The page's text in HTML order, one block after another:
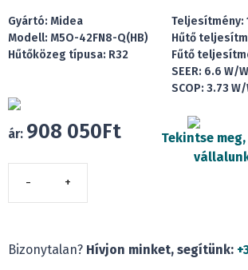
Gyártó: Midea
Modell: M5O-42FN8-Q(HB)
Hűtőközeg típusa: R32
Teljesítmény:
Hűtő
Fűtő
SEER: 6.6 W/W
SCOP: 3.73 W/
ár: 908 050Ft
Q(HB)
Tekintse
Bizonytalan? Hívjon minket, segítünk: